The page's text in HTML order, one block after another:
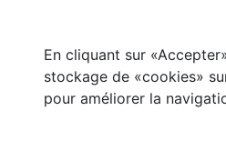
En cliquant sur
stockage de «cookies»
pour améliorer la